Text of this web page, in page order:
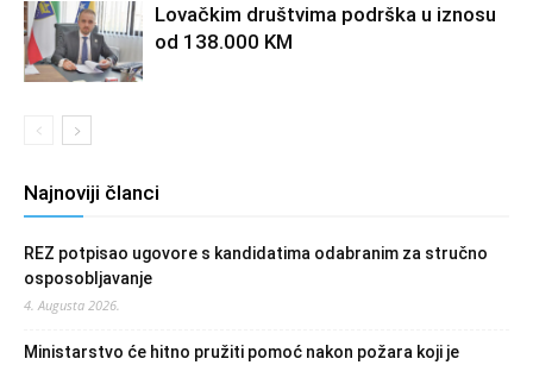
Lovačkim društvima podrška u iznosu
od 138.000 KM
Najnoviji članci
REZ potpisao ugovore s kandidatima odabranim za stručno
osposobljavanje
4. Augusta 2026.
Ministarstvo će hitno pružiti pomoć nakon požara koji je